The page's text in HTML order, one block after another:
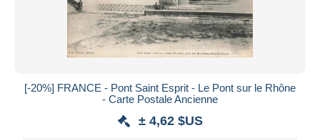
[-20%] FRANCE - Pont Saint Esprit - Le Pont sur le Rhône
- Carte Postale Ancienne
± 4,62 $US